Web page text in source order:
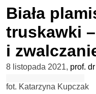
Biała
truskawki
i
8 listopada 2021, prof.
fot. Katarzyna Kupczak